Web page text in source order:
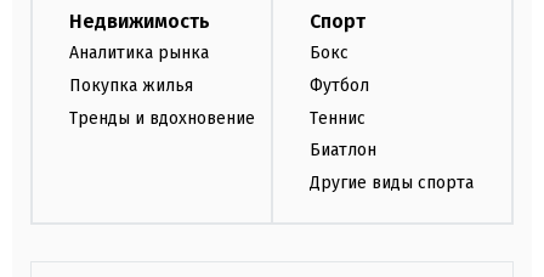
Недвижимость
Аналитика рынка
Покупка жилья
Тренды и вдохновение
Спорт
Бокс
Футбол
Теннис
Биатлон
Другие виды спорта